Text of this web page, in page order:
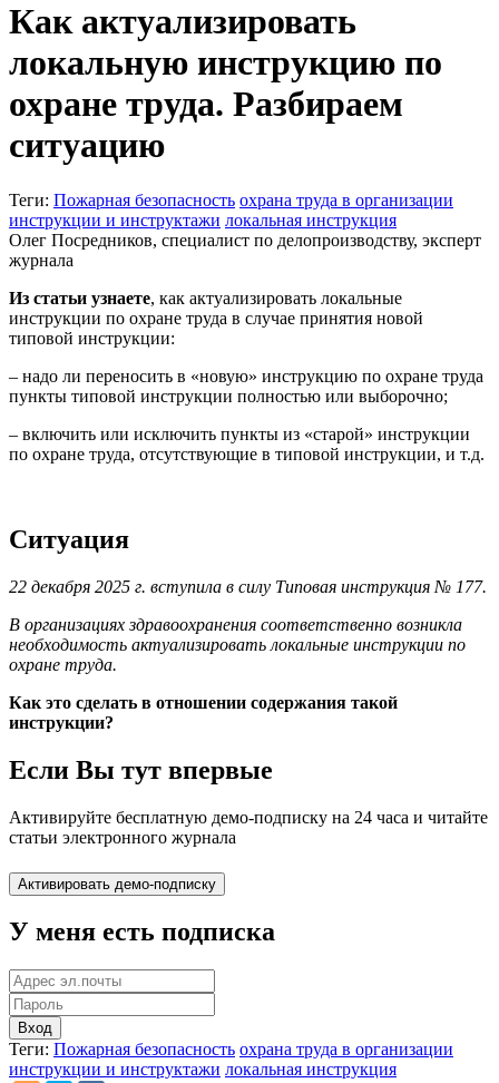
Как актуализировать
локальную инструкцию по
охране труда. Разбираем
ситуацию
Теги: Пожарная безопасность охрана труда в организации
инструкции и инструктажи локальная инструкция
Олег Посредников, специалист по делопроизводству, эксперт
журнала
Из статьи узнаете, как актуализировать локальные
инструкции по охране труда в случае принятия новой
типовой инструкции:
– надо ли переносить в «новую» инструкцию по охране труда
пункты типовой инструкции полностью или выборочно;
– включить или исключить пункты из «старой» инструкции
по охране труда, отсутствующие в типовой инструкции, и т.д.
Ситуация
22 декабря 2025 г. вступила в силу Типовая инструкция № 177.
В организациях здравоохранения соответственно возникла
необходимость актуализировать локальные инструкции по
охране труда.
Как это сделать в отношении содержания такой
инструкции?
Если Вы тут впервые
Активируйте бесплатную демо-подписку на 24 часа и читайте
статьи электронного журнала
У меня есть подписка
Вход
Теги: Пожарная безопасность охрана труда в организации
инструкции и инструктажи локальная инструкция